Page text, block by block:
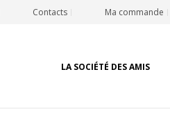
Contacts Ma commande
LA SOCIÉTÉ DES AMIS